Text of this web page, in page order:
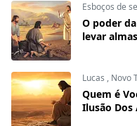
Esboços de
O poder
levar
Lucas , Novo
Quem é
Ilusão